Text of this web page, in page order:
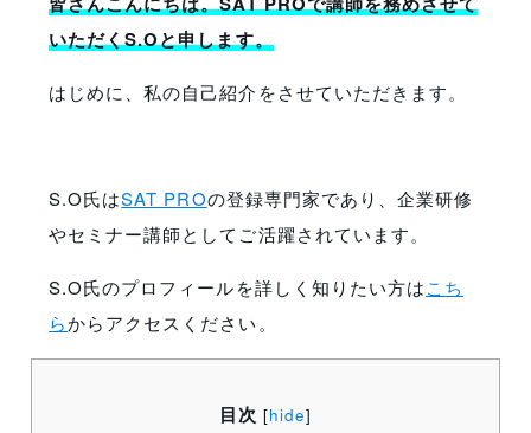
いただくS.Oと申します。
はじめに、私の自己紹介をさせていただきます。
S.O氏はSAT PROの登録専門家であり、企業研修
やセミナー講師としてご活躍されています。
S.O氏のプロフィールを詳しく知りたい方はこち
らからアクセスください。
目次 [hide]